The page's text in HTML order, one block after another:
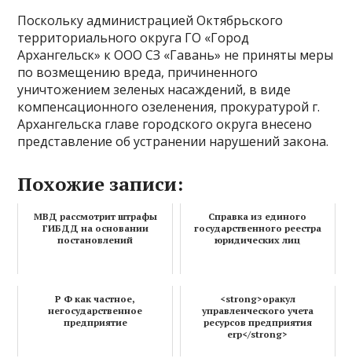
Поскольку администрацией Октябрьского
территориального округа ГО «Город
Архангельск» к ООО СЗ «Гавань» не приняты меры
по возмещению вреда, причиненного
уничтожением зеленых насаждений, в виде
компенсационного озеленения, прокуратурой г.
Архангельска главе городского округа внесено
представление об устранении нарушений закона.
Похожие записи:
МВД рассмотрит штрафы
ГИБДД на основании
постановлений
Справка из единого
государственного реестра
юридических лиц
Р Ф как частное,
негосударственное
предприятие
<strong>оракул
управленческого учета
ресурсов предприятия
erp</strong>